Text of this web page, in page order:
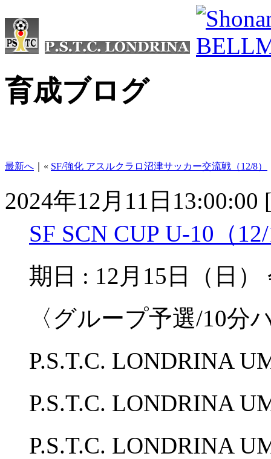
育成ブログ
最新へ ｜« SF/強化 アスルクラロ沼津サッカー交流戦（12/8）
2024年12月11日13:00:00
SF SCN CUP U-10（
期日 : 12月15日（日）
〈グループ予選/10分
P.S.T.C. LONDRINA
P.S.T.C. LONDRINA
P.S.T.C. LONDRINA